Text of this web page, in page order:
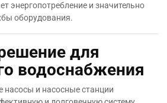
энергопотребление и значительно
оборудования.
для
водоснабжения
насосы и насосные станции